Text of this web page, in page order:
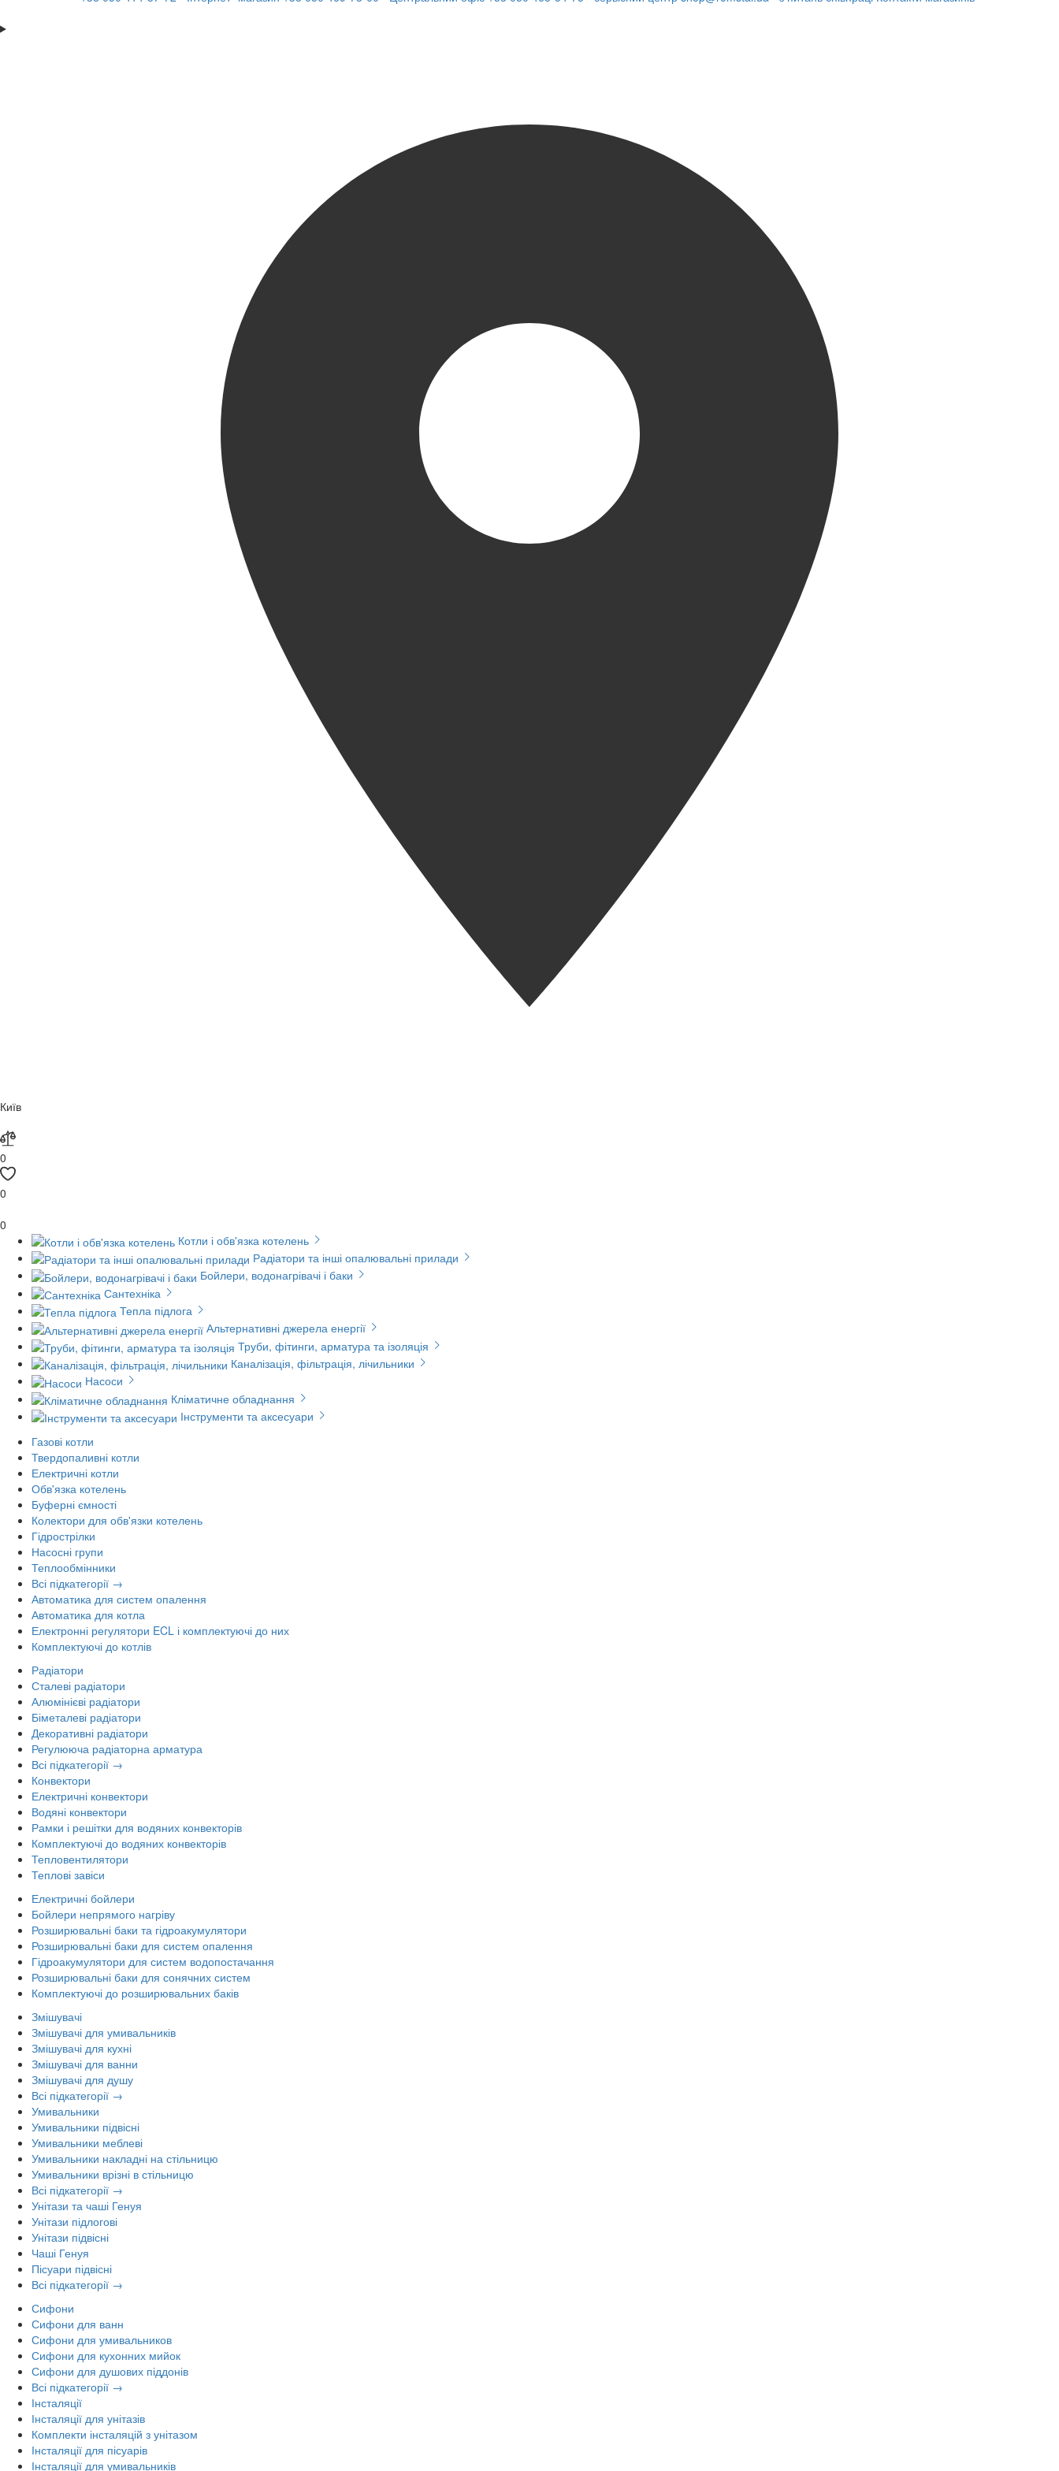
Київ
0
0
0
Котли і обв'язка котелень
Радіатори та інші опалювальні прилади
Бойлери, водонагрівачі і баки
Сантехніка
Тепла підлога
Альтернативні джерела енергії
Труби, фітинги, арматура та ізоляція
Каналізація, фільтрація, лічильники
Насоси
Кліматичне обладнання
Інструменти та аксесуари
Газові котли
Твердопаливні котли
Електричні котли
Обв'язка котелень
Буферні ємності
Колектори для обв'язки котелень
Гідрострілки
Насосні групи
Теплообмінники
Всі підкатегорії →
Автоматика для систем опалення
Автоматика для котла
Електронні регулятори ECL і комплектуючі до них
Комплектуючі до котлів
Радіатори
Сталеві радіатори
Алюмінієві радіатори
Біметалеві радіатори
Декоративні радіатори
Регулююча радіаторна арматура
Всі підкатегорії →
Конвектори
Електричні конвектори
Водяні конвектори
Рамки і решітки для водяних конвекторів
Комплектуючі до водяних конвекторів
Тепловентилятори
Теплові завіси
Електричні бойлери
Бойлери непрямого нагріву
Розширювальні баки та гідроакумулятори
Розширювальні баки для систем опалення
Гідроакумулятори для систем водопостачання
Розширювальні баки для сонячних систем
Комплектуючі до розширювальних баків
Змішувачі
Змішувачі для умивальників
Змішувачі для кухні
Змішувачі для ванни
Змішувачі для душу
Всі підкатегорії →
Умивальники
Умивальники підвісні
Умивальники меблеві
Умивальники накладні на стільницю
Умивальники врізні в стільницю
Всі підкатегорії →
Унітази та чаші Генуя
Унітази підлогові
Унітази підвісні
Чаші Генуя
Пісуари підвісні
Всі підкатегорії →
Сифони
Сифони для ванн
Сифони для умивальников
Сифони для кухонних мийок
Сифони для душових піддонів
Всі підкатегорії →
Інсталяції
Інсталяції для унітазів
Комплекти інсталяцій з унітазом
Інсталяції для пісуарів
Інсталяції для умивальників